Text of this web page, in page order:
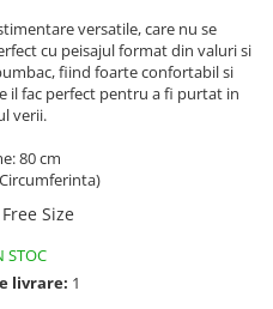
versatile, care nu se
cu peisajul format din valuri si
fiind foarte confortabil si
il fac perfect pentru a fi purtat in
verii.
80 cm
Free Size
STOC
livrare: 1